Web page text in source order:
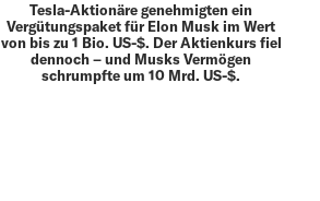
Tesla-Aktionäre genehmigten ein
Vergütungspaket für Elon Musk im Wert
von bis zu 1 Bio. US-$. Der Aktienkurs fiel
dennoch – und Musks Vermögen
schrumpfte um 10 Mrd. US-$.